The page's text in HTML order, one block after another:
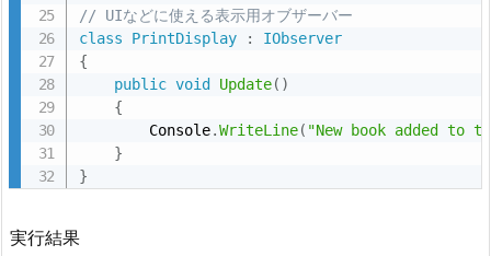
// UIなどに使える表示用オブザーバー
class
PrintDisplay :
IObserver
{
public void Update( )
{
        Console
.WriteLine( "New book added to
}
}
実行結果